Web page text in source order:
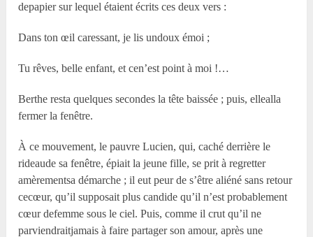
depapier sur lequel étaient écrits ces deux vers :
Dans ton œil caressant, je lis undoux émoi ;
Tu rêves, belle enfant, et cen’est point à moi !…
Berthe resta quelques secondes la tête baissée ; puis, ellealla
fermer la fenêtre.
À ce mouvement, le pauvre Lucien, qui, caché derrière le
rideaude sa fenêtre, épiait la jeune fille, se prit à regretter
amèrementsa démarche ; il eut peur de s’être aliéné sans retour
cecœur, qu’il supposait plus candide qu’il n’est probablement
cœur defemme sous le ciel. Puis, comme il crut qu’il ne
parviendraitjamais à faire partager son amour, après une